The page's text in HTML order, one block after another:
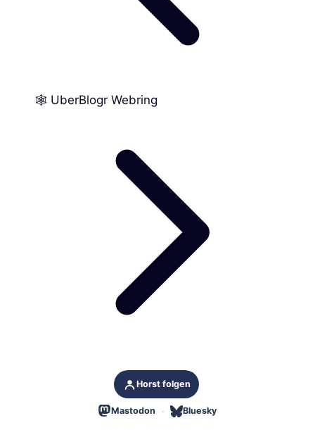
🕸️ UberBlogr Webring
Horst folgen
Mastodon Bluesky